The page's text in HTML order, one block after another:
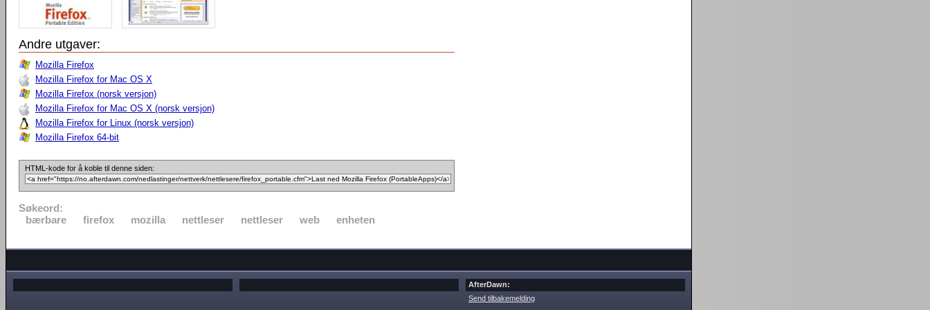
Andre utgaver:
Mozilla Firefox
Mozilla Firefox for Mac OS X
Mozilla Firefox (norsk versjon)
Mozilla Firefox for Mac OS X (norsk versjon)
Mozilla Firefox for Linux (norsk versjon)
Mozilla Firefox 64-bit
HTML-kode for å koble til denne siden:
Søkeord:
bærbare
firefox mozilla nettleser nettleser web enheten
AfterDawn:
Send tilbakemelding